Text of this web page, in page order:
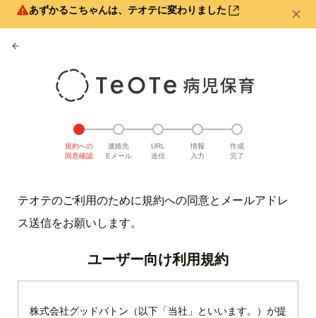
あずかるこちゃんは、テオテに変わりました
規約への
同意確認
連絡先
Eメール
URL
送信
情報
入力
作成
完了
テオテのご利用のために規約への同意とメールアドレ
ス送信をお願いします。
ユーザー向け利用規約
株式会社グッドバトン（以下「当社」といいます。）が提